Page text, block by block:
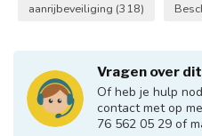
aanrijbeveiliging (318)
Vragen over
Of heb je hulp
contact met op
76 562 05 29 of